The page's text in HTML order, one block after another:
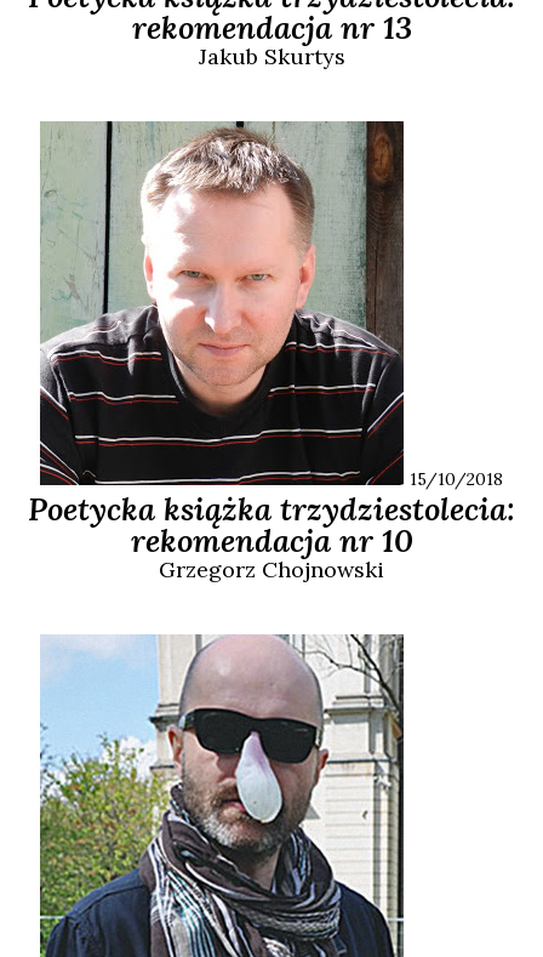
rekomendacja nr 13
Jakub Skurtys
15/10/2018
Poetycka książka trzydziestolecia:
rekomendacja nr 10
Grzegorz Chojnowski